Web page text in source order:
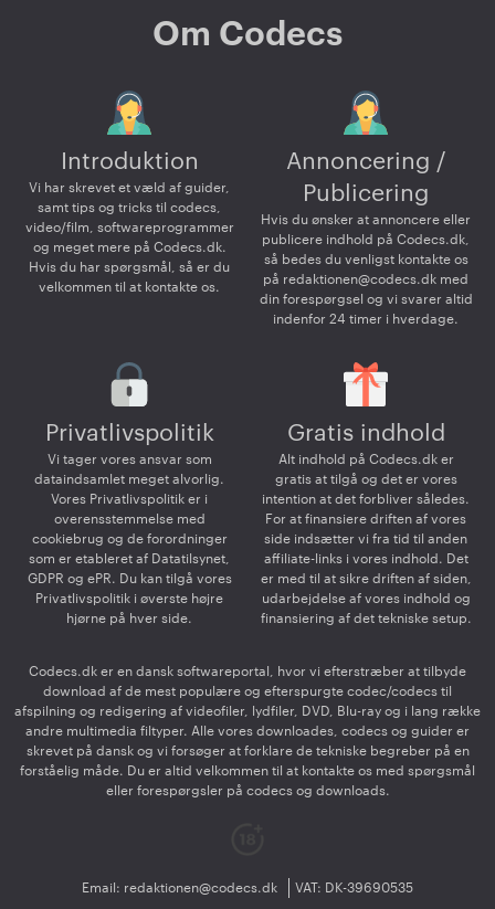
Om Codecs
Introduktion
Vi har skrevet et væld af guider,
samt tips og tricks til codecs,
video/film, softwareprogrammer
og meget mere på Codecs.dk.
Hvis du har spørgsmål, så er du
velkommen til at kontakte os.
Annoncering /
Publicering
Hvis du ønsker at annoncere eller
publicere indhold på Codecs.dk,
så bedes du venligst kontakte os
på redaktionen@codecs.dk med
din forespørgsel og vi svarer altid
indenfor 24 timer i hverdage.
Privatlivspolitik
Vi tager vores ansvar som
dataindsamlet meget alvorlig.
Vores Privatlivspolitik er i
overensstemmelse med
cookiebrug og de forordninger
som er etableret af Datatilsynet,
GDPR og ePR. Du kan tilgå vores
Privatlivspolitik i øverste højre
hjørne på hver side.
Gratis indhold
Alt indhold på Codecs.dk er
gratis at tilgå og det er vores
intention at det forbliver således.
For at finansiere driften af vores
side indsætter vi fra tid til anden
affiliate-links i vores indhold. Det
er med til at sikre driften af siden,
udarbejdelse af vores indhold og
finansiering af det tekniske setup.
Codecs.dk er en dansk softwareportal, hvor vi efterstræber at tilbyde
download af de mest populære og efterspurgte codec/codecs til
afspilning og redigering af videofiler, lydfiler, DVD, Blu-ray og i lang række
andre multimedia filtyper. Alle vores downloades, codecs og guider er
skrevet på dansk og vi forsøger at forklare de tekniske begreber på en
forståelig måde. Du er altid velkommen til at kontakte os med spørgsmål
eller forespørgsler på codecs og downloads.
Email: redaktionen@codecs.dk VAT: DK-39690535